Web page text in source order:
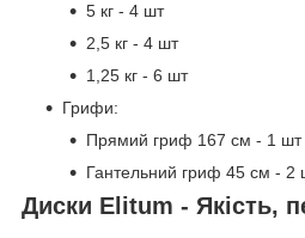
5 кг - 4 шт
2,5 кг - 4 шт
1,25 кг - 6 шт
Грифи:
Прямий гриф 167 см - 1 шт
Гантельний гриф 45 см - 2
Диски Elitum - Якість,